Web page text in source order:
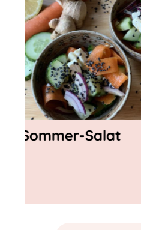
Zucchini-Frittata mit